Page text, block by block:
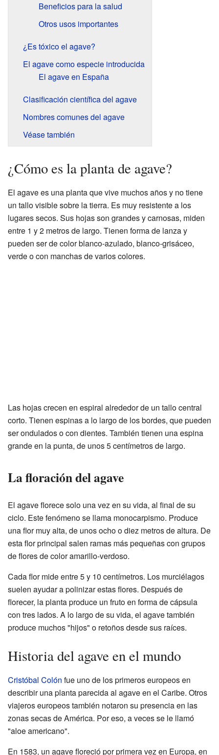
Beneficios para la salud
Otros usos importantes
¿Es tóxico el agave?
El agave como especie introducida
El agave en España
Clasificación científica del agave
Nombres comunes del agave
Véase también
¿Cómo es la planta de agave?
El agave es una planta que vive muchos años y no tiene
un tallo visible sobre la tierra. Es muy resistente a los
lugares secos. Sus hojas son grandes y carnosas, miden
entre 1 y 2 metros de largo. Tienen forma de lanza y
pueden ser de color blanco-azulado, blanco-grisáceo,
verde o con manchas de varios colores.
Las hojas crecen en espiral alrededor de un tallo central
corto. Tienen espinas a lo largo de los bordes, que pueden
ser ondulados o con dientes. También tienen una espina
grande en la punta, de unos 5 centímetros de largo.
La floración del agave
El agave florece solo una vez en su vida, al final de su
ciclo. Este fenómeno se llama monocarpismo. Produce
una flor muy alta, de unos ocho o diez metros de altura. De
esta flor principal salen ramas más pequeñas con grupos
de flores de color amarillo-verdoso.
Cada flor mide entre 5 y 10 centímetros. Los murciélagos
suelen ayudar a polinizar estas flores. Después de
florecer, la planta produce un fruto en forma de cápsula
con tres lados. A lo largo de su vida, el agave también
produce muchos "hijos" o retoños desde sus raíces.
Historia del agave en el mundo
Cristóbal Colón fue uno de los primeros europeos en
describir una planta parecida al agave en el Caribe. Otros
viajeros europeos también notaron su presencia en las
zonas secas de América. Por eso, a veces se le llamó
"aloe americano".
En 1583, un agave floreció por primera vez en Europa, en